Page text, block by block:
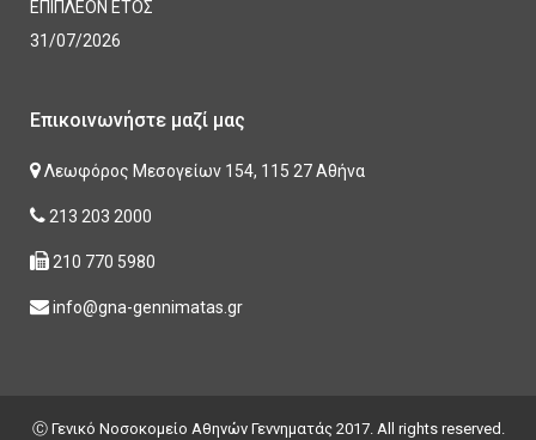
ΕΠΙΠΛΕΟΝ ΕΤΟΣ
31/07/2026
Επικοινωνήστε μαζί μας
Λεωφόρος Μεσογείων 154, 115 27 Αθήνα
213 203 2000
210 770 5980
info@gna-gennimatas.gr
Ⓒ Γενικό Νοσοκομείο Αθηνών Γεννηματάς 2017. All rights reserved.